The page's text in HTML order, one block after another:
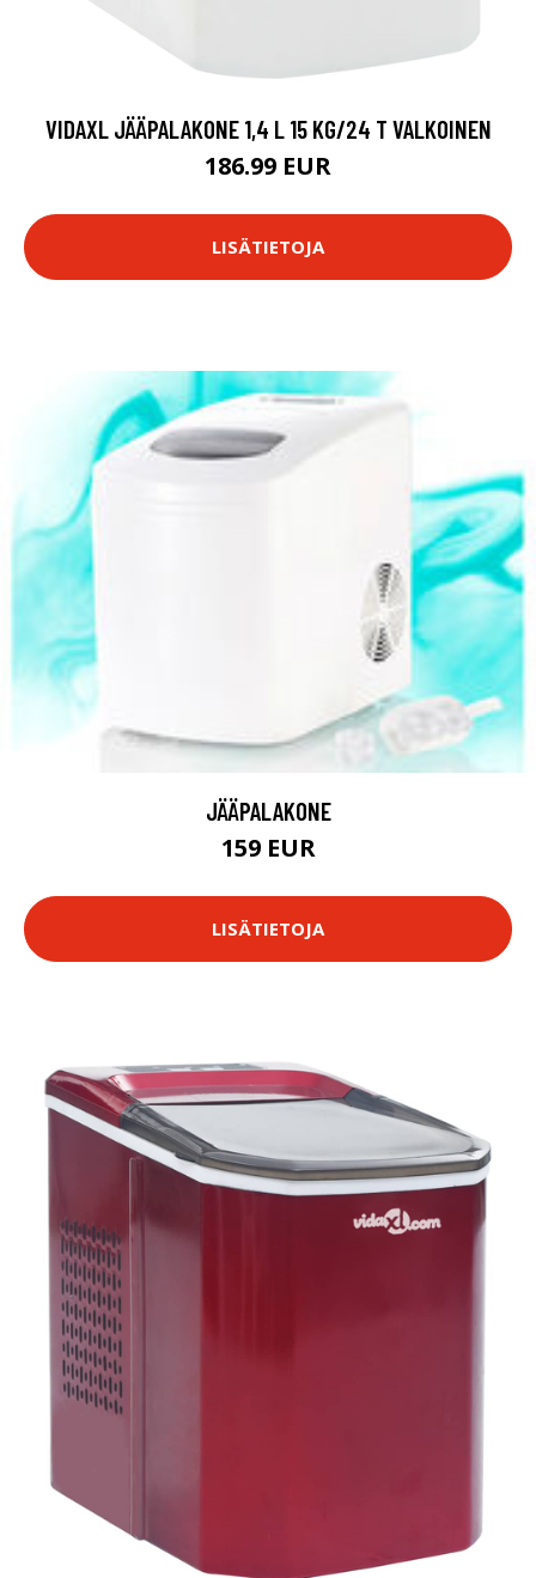
VIDAXL JÄÄPALAKONE 1,4 L 15 KG/24 T VALKOINEN
186.99 EUR
LISÄTIETOJA
JÄÄPALAKONE
159 EUR
LISÄTIETOJA